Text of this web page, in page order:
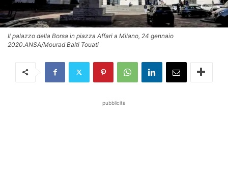
Il palazzo della Borsa in piazza Affari a Milano, 24 gennaio
2020.ANSA/Mourad Balti Touati
pubblicità